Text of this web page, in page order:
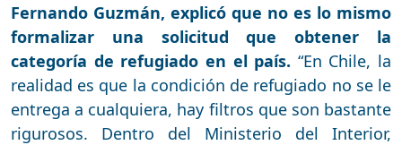
Fernando Guzmán, explicó que no es lo mismo
formalizar una solicitud que obtener la
categoría de refugiado en el país. “En Chile, la
realidad es que la condición de refugiado no se le
entrega a cualquiera, hay filtros que son bastante
rigurosos. Dentro del Ministerio del Interior,